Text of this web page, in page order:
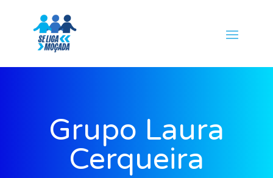
Grupo Laura
Cerqueira